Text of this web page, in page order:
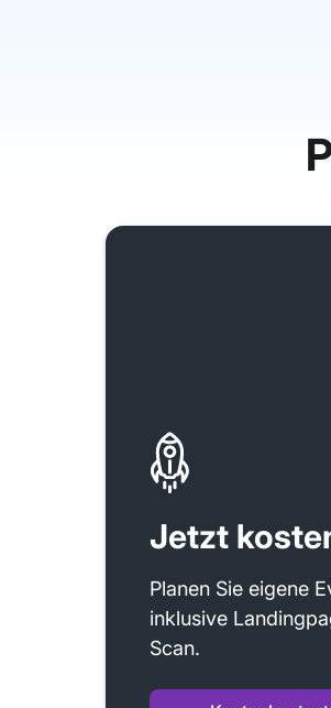
Jetzt
Planen Sie eigene
inklusive
Scan.